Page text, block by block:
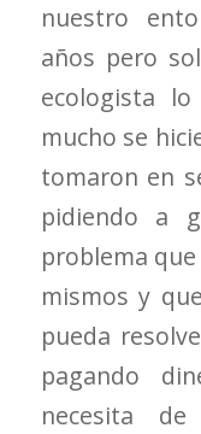
nuestro
años pero
ecologista
mucho se
tomaron en
pidiendo a
problema
mismos y
pueda
pagando
necesita